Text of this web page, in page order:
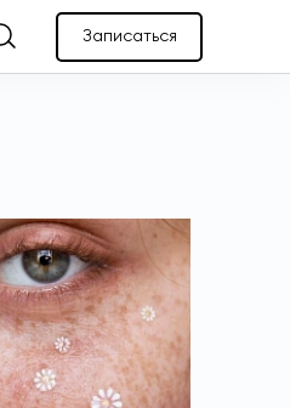
Записаться